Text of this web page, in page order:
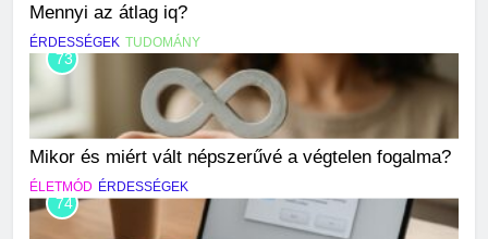
Mennyi az átlag iq?
ÉRDESSÉGEK TUDOMÁNY
73
Mikor és miért vált népszerűvé a végtelen fogalma?
ÉLETMÓD ÉRDESSÉGEK
74